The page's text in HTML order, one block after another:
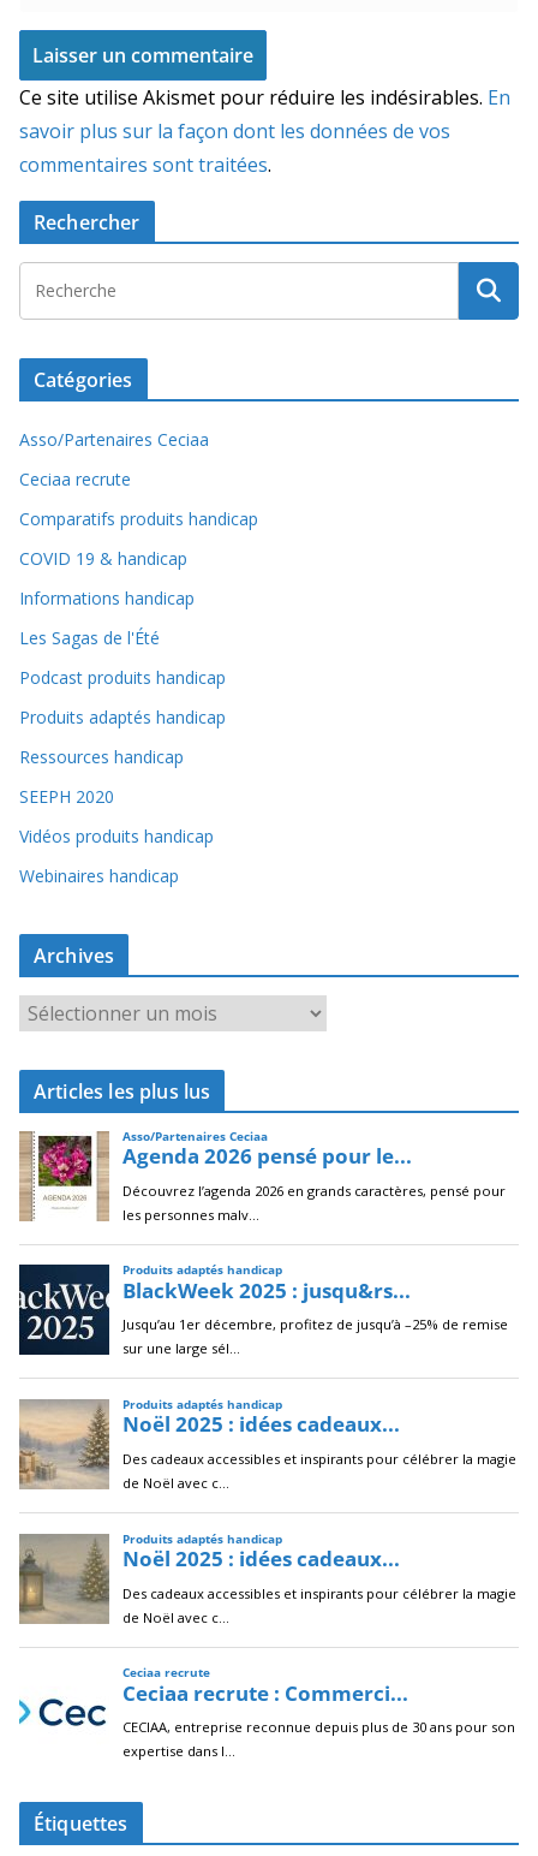
Ce site utilise Akismet pour réduire les indésirables. En
savoir plus sur la façon dont les données de vos
commentaires sont traitées.
Rechercher
Catégories
Asso/Partenaires Ceciaa
Ceciaa recrute
Comparatifs produits handicap
COVID 19 & handicap
Informations handicap
Les Sagas de l'Été
Podcast produits handicap
Produits adaptés handicap
Ressources handicap
SEEPH 2020
Vidéos produits handicap
Webinaires handicap
Archives
r
c
i
v
e
s
Articles les plus lus
Étiquettes